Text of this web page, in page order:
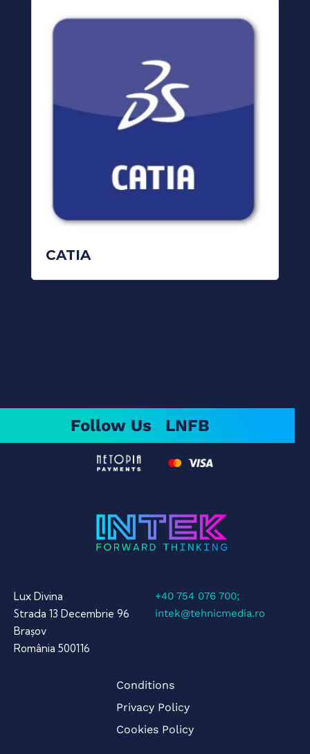
CATIA
Follow Us LNFB
Lux Divina
Strada 13 Decembrie 96
Brașov
România 500116
+40 754 076 700;
intek@tehnicmedia.ro
Conditions
Privacy Policy
Cookies Policy